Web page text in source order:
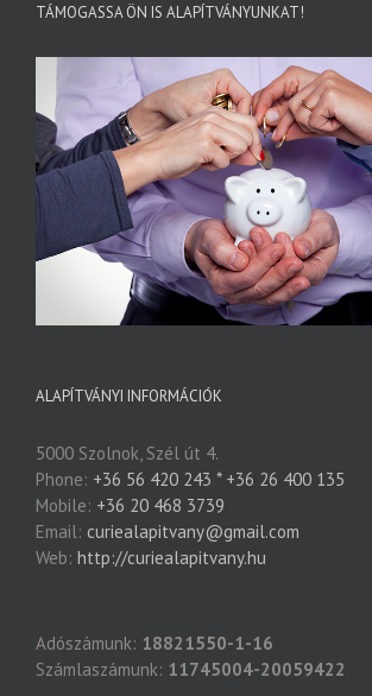
TÁMOGASSA ÖN IS ALAPÍTVÁNYUNKAT!
ALAPÍTVÁNYI INFORMÁCIÓK
5000 Szolnok, Szél út 4.
Phone: +36 56 420 243 * +36 26 400 135
Mobile: +36 20 468 3739
Email: curiealapitvany@gmail.com
Web: http://curiealapitvany.hu
Adószámunk: 18821550-1-16
Számlaszámunk: 11745004-20059422